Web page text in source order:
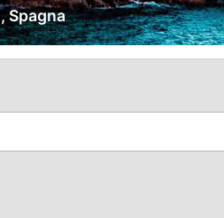
Spagna